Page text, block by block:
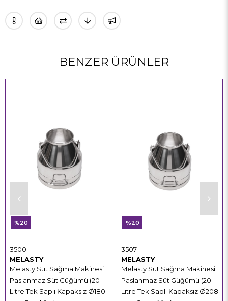
BENZER ÜRÜNLER
MELASTY
Melasty Süt Sağma Makinesi
Paslanmaz Süt Güğümü (20
Litre Tek Saplı Kapaksız Ø180
3500
%20
MELASTY
Melasty Süt Sağma Makinesi
Paslanmaz Süt Güğümü (20
Litre Tek Saplı Kapaksız Ø208
3507
%20